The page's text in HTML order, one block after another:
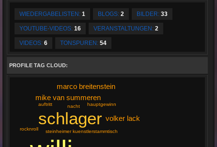
WIEDERGABELISTEN: 1 BLOGS: 2 BILDER: 33
YOUTUBE-VIDEOS: 16 VERANSTALTUNGEN: 2
VIDEOS: 6 TONSPUREN: 54
PROFILE TAG CLOUD:
schlager
mike van summeren
volker lack
marco breitenstein
steinheimer kuenstlerstammtisch
nacht hauptgewinn
auftritt
rocknroll